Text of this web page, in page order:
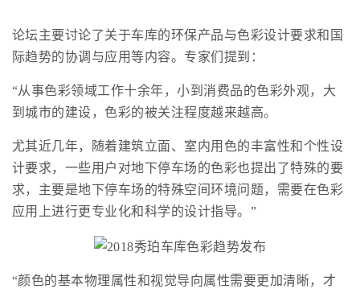
论坛主要讨论了关于车库的环保产品与色彩设计要求和国
际趋势的协调与应用等内容。专家们提到：
“从事色彩领域工作十余年，小到消费品的色彩外观，大
到城市的建设，色彩的被关注程度越来越高。
尤其近几年，随着建筑立面、室内用色的丰富性和个性设
计要求，一些用户对地下停车场的色彩也提出了特殊的要
求，主要是地下停车场的特殊空间环境问题，需要在色彩
应用上进行更专业化和科学的设计指导。”
“颜色的基本物理属性和视觉导向属性需要更加清晰，才